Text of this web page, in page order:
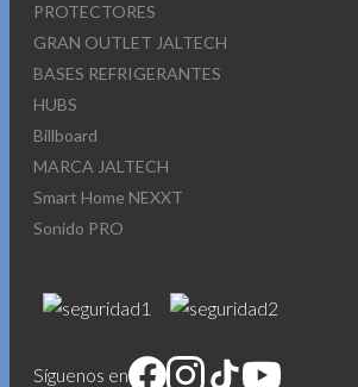
PROTECTORES
GRAN OUTLET JALTECH
BASES REFRIGERANTES
HUBS
Billboard
MARCA JALTECH
Smart Home NEXXT
Sonido PRO
Síguenos en